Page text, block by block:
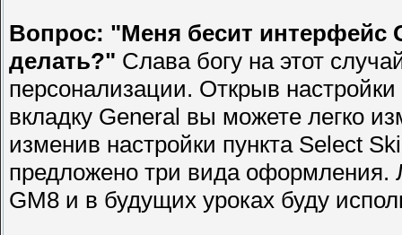
Вопрос: "Меня бесит интерфейс
делать?" Слава богу на этот
персонализации. Открыв настройки
вкладку General вы можете легко
изменив настройки пункта Select
предложено три вида оформления.
GM8 и в будущих уроках буду